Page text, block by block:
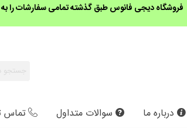
فروشگاه دیجی فانوس طبق گذشته تمامی سفارشات را به
درباره ما سوالات متداول تماس